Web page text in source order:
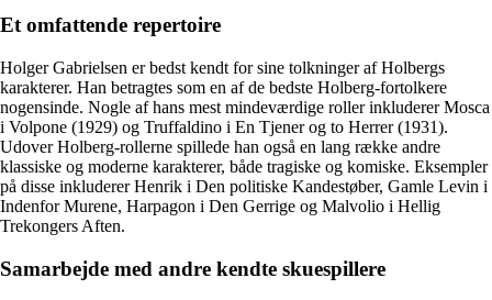
Et omfattende repertoire
Holger Gabrielsen er bedst kendt for sine tolkninger af Holbergs
karakterer. Han betragtes som en af de bedste Holberg-fortolkere
nogensinde. Nogle af hans mest mindeværdige roller inkluderer Mosca
i Volpone (1929) og Truffaldino i En Tjener og to Herrer (1931).
Udover Holberg-rollerne spillede han også en lang række andre
klassiske og moderne karakterer, både tragiske og komiske. Eksempler
på disse inkluderer Henrik i Den politiske Kandestøber, Gamle Levin i
Indenfor Murene, Harpagon i Den Gerrige og Malvolio i Hellig
Trekongers Aften.
Samarbejde med andre kendte skuespillere